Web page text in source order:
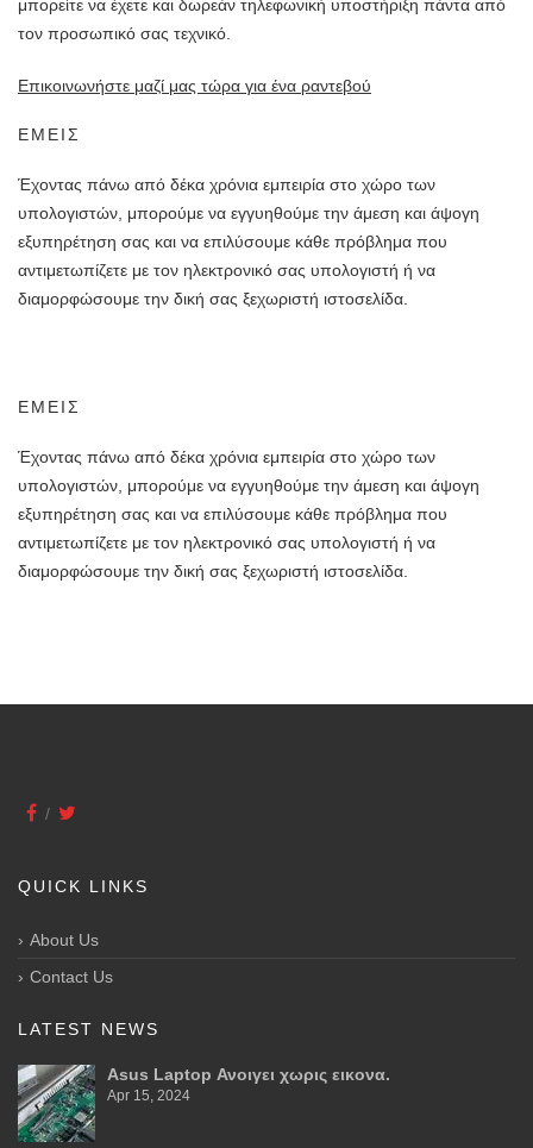
μπορείτε να έχετε και δωρεάν τηλεφωνική υποστήριξη πάντα από
τον προσωπικό σας τεχνικό.
Επικοινωνήστε μαζί μας τώρα για ένα ραντεβού
ΕΜΕΙΣ
Έχοντας πάνω από δέκα χρόνια εμπειρία στο χώρο των
υπολογιστών, μπορούμε να εγγυηθούμε την άμεση και άψογη
εξυπηρέτηση σας και να επιλύσουμε κάθε πρόβλημα που
αντιμετωπίζετε με τον ηλεκτρονικό σας υπολογιστή ή να
διαμορφώσουμε την δική σας ξεχωριστή ιστοσελίδα.
ΕΜΕΙΣ
Έχοντας πάνω από δέκα χρόνια εμπειρία στο χώρο των
υπολογιστών, μπορούμε να εγγυηθούμε την άμεση και άψογη
εξυπηρέτηση σας και να επιλύσουμε κάθε πρόβλημα που
αντιμετωπίζετε με τον ηλεκτρονικό σας υπολογιστή ή να
διαμορφώσουμε την δική σας ξεχωριστή ιστοσελίδα.
QUICK LINKS
About Us
Contact Us
LATEST NEWS
Asus Laptop Ανοιγει χωρις εικονα.
Apr 15, 2024